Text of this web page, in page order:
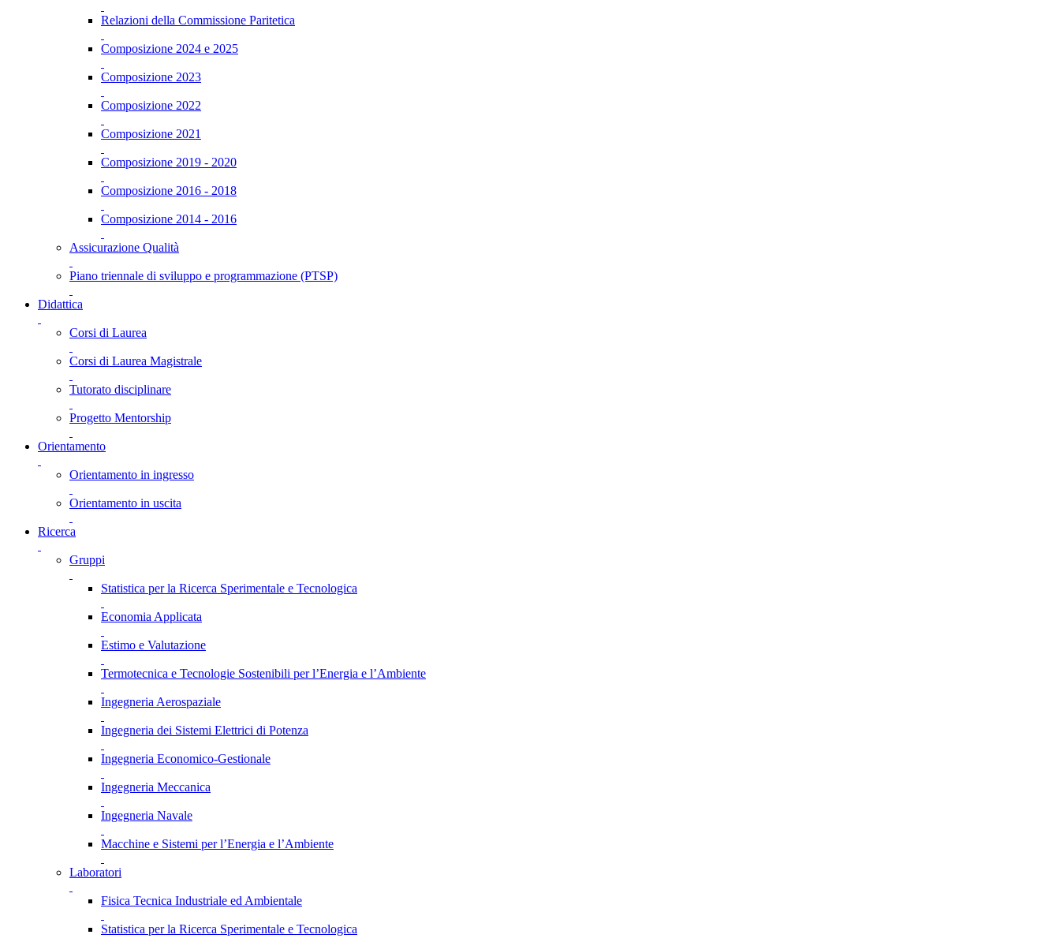
Relazioni della Commissione Paritetica
Composizione 2024 e 2025
Composizione 2023
Composizione 2022
Composizione 2021
Composizione 2019 - 2020
Composizione 2016 - 2018
Composizione 2014 - 2016
Assicurazione Qualità
Piano triennale di sviluppo e programmazione (PTSP)
Didattica
Corsi di Laurea
Corsi di Laurea Magistrale
Tutorato disciplinare
Progetto Mentorship
Orientamento
Orientamento in ingresso
Orientamento in uscita
Ricerca
Gruppi
Statistica per la Ricerca Sperimentale e Tecnologica
Economia Applicata
Estimo e Valutazione
Termotecnica e Tecnologie Sostenibili per l’Energia e l’Ambiente
Ingegneria Aerospaziale
Ingegneria dei Sistemi Elettrici di Potenza
Ingegneria Economico-Gestionale
Ingegneria Meccanica
Ingegneria Navale
Macchine e Sistemi per l’Energia e l’Ambiente
Laboratori
Fisica Tecnica Industriale ed Ambientale
Statistica per la Ricerca Sperimentale e Tecnologica